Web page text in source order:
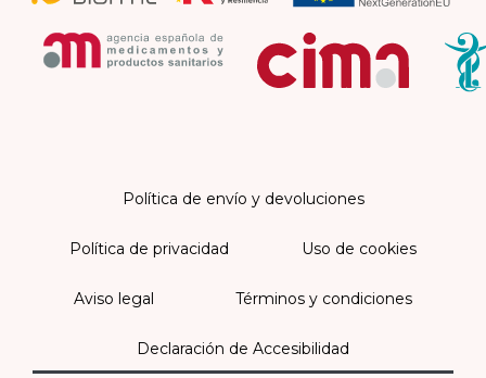
Política de envío y devoluciones
Política de privacidad Uso de cookies
Aviso legal Términos y condiciones
Declaración de Accesibilidad